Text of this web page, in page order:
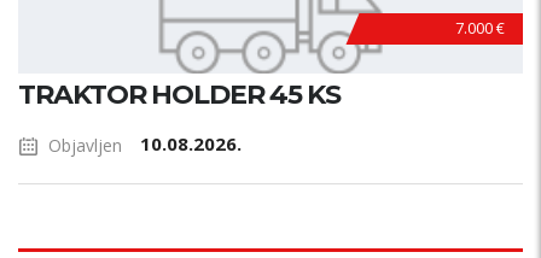
7.000 €
TRAKTOR HOLDER 45 KS
Objavljen 10.08.2026.